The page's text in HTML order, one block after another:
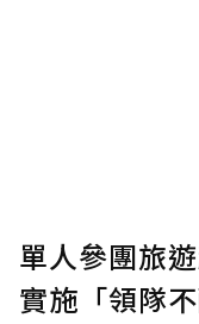
單人參團旅
實施「領隊